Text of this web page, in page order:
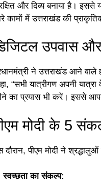
और दिव्य बनाया है।
कामों में उत्तराखंड की
उपवास
ने उत्तराखंड आने
“सभी यात्रीगण अपनी
का प्रयास भी करें। इससे
मोदी के 5
दौरान, पीएम मोदी ने
स्वच्छता का संकल्प: